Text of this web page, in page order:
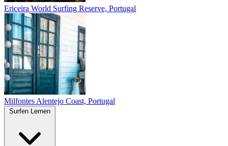
Ericeira World Surfing Reserve, Portugal
Milfontes Alentejo Coast, Portugal